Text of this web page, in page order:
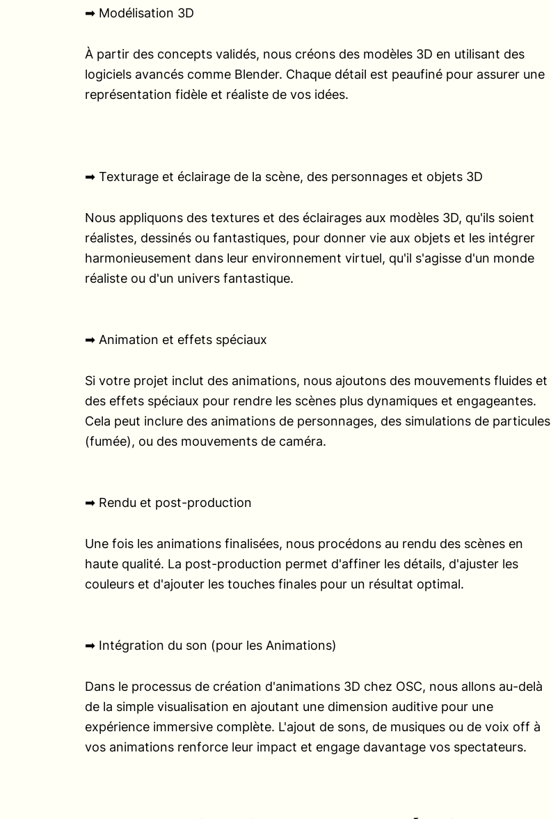
➡︎ Modélisation 3D
À partir des concepts validés, nous créons des modèles 3D en utilisant des
logiciels avancés comme Blender. Chaque détail est peaufiné pour assurer une
représentation fidèle et réaliste de vos idées.
➡︎ Texturage et éclairage de la scène, des personnages et objets 3D
Nous appliquons des textures et des éclairages aux modèles 3D, qu'ils soient
réalistes, dessinés ou fantastiques, pour donner vie aux objets et les intégrer
harmonieusement dans leur environnement virtuel, qu'il s'agisse d'un monde
réaliste ou d'un univers fantastique.
➡︎ Animation et effets spéciaux
Si votre projet inclut des animations, nous ajoutons des mouvements fluides et
des effets spéciaux pour rendre les scènes plus dynamiques et engageantes.
Cela peut inclure des animations de personnages, des simulations de particules
(fumée), ou des mouvements de caméra.
➡︎ Rendu et post-production
Une fois les animations finalisées, nous procédons au rendu des scènes en
haute qualité. La post-production permet d'affiner les détails, d'ajuster les
couleurs et d'ajouter les touches finales pour un résultat optimal.
➡︎ Intégration du son (pour les Animations)
Dans le processus de création d'animations 3D chez OSC, nous allons au-delà
de la simple visualisation en ajoutant une dimension auditive pour une
expérience immersive complète. L'ajout de sons, de musiques ou de voix off à
vos animations renforce leur impact et engage davantage vos spectateurs.